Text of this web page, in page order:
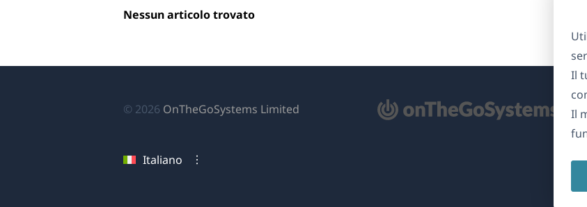
Il
Il
Nessun articolo trovato
© 2026 OnTheGoSystems Limited
Italiano